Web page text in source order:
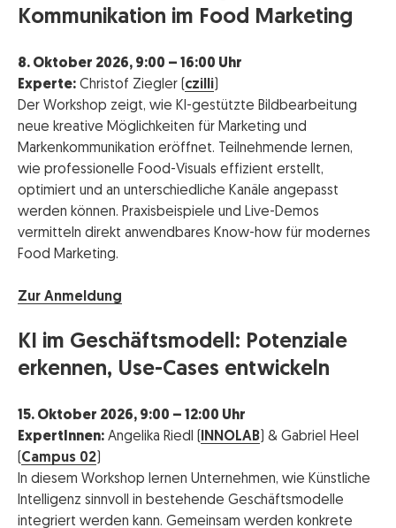
Kommunikation im Food Marketing
8. Oktober 2026, 9:00 – 16:00 Uhr
Experte: Christof Ziegler ( czilli
Der Workshop zeigt, wie KI-gestützte Bildbearbeitung
neue kreative Möglichkeiten für Marketing und
Markenkommunikation eröffnet. Teilnehmende lernen,
wie professionelle Food-Visuals effizient erstellt,
optimiert und an unterschiedliche Kanäle angepasst
werden können. Praxisbeispiele und Live-Demos
vermitteln direkt anwendbares Know-how für modernes
Food Marketing.
Zur Anmeldung
KI im Geschäftsmodell: Potenziale
erkennen, Use-Cases entwickeln
15. Oktober 2026, 9:00 – 12:00 Uhr
ExpertInnen: Angelika Riedl ( INNOLAB ) & Gabriel Heel
Campus 02
In diesem Workshop lernen Unternehmen, wie Künstliche
Intelligenz sinnvoll in bestehende Geschäftsmodelle
integriert werden kann. Gemeinsam werden konkrete